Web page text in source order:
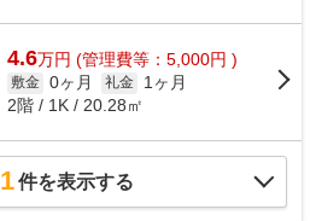
4.6万円 (管理費等：5,000円 )
敷金 0ヶ月 礼金
1ヶ月
2階 / 1K / 20.28㎡
1件を表示する